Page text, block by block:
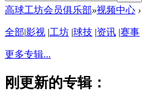
高球工坊会员俱乐部»视频中心 ›
全部|影视 |工坊 |球技 |资讯 |赛事
更多专辑...
刚更新的专辑：